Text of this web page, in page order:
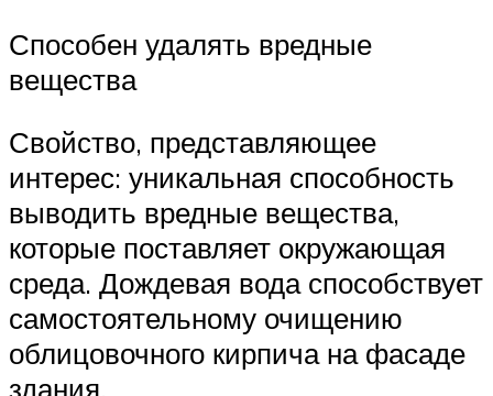
Способен удалять вредные
вещества
Свойство, представляющее
интерес: уникальная способность
выводить вредные вещества,
которые поставляет окружающая
среда. Дождевая вода способствует
самостоятельному очищению
облицовочного кирпича на фасаде
здания.